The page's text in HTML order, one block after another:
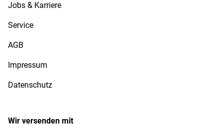
Jobs & Karriere
Service
AGB
Impressum
Datenschutz
Wir versenden mit